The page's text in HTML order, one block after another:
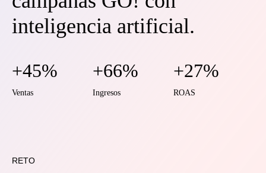
inteligencia artificial.
+45%
Ventas
+66%
Ingresos
+27%
ROAS
RETO